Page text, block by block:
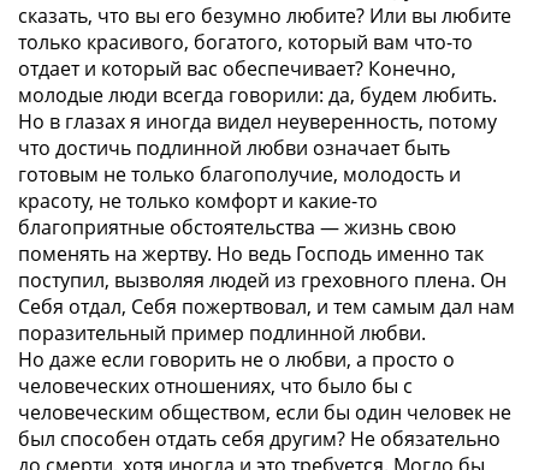
сказать, что вы его безумно любите? Или вы любите
только красивого, богатого, который вам что-то
отдает и который вас обеспечивает? Конечно,
молодые люди всегда говорили: да, будем любить.
Но в глазах я иногда видел неуверенность, потому
что достичь подлинной любви означает быть
готовым не только благополучие, молодость и
красоту, не только комфорт и какие-то
благоприятные обстоятельства — жизнь свою
поменять на жертву. Но ведь Господь именно так
поступил, вызволяя людей из греховного плена. Он
Себя отдал, Себя пожертвовал, и тем самым дал нам
поразительный пример подлинной любви.
Но даже если говорить не о любви, а просто о
человеческих отношениях, что было бы с
человеческим обществом, если бы один человек не
был способен отдать себя другим? Не обязательно